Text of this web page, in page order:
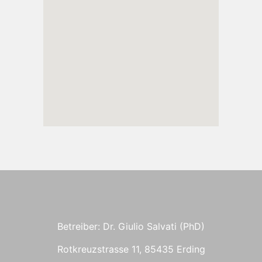
Betreiber: Dr. Giulio Salvati (PhD)
Rotkreuzstrasse 11, 85435 Erding